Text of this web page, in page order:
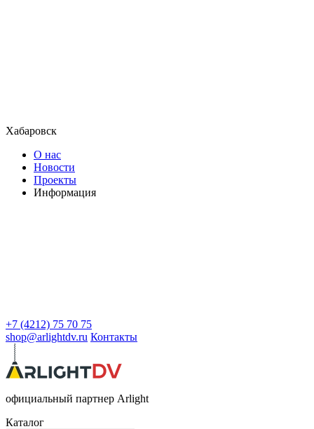
Хабаровск
О нас
Новости
Проекты
Информация
+7 (4212) 75 70 75
shop@arlightdv.ru Контакты
официальный партнер Arlight
Каталог